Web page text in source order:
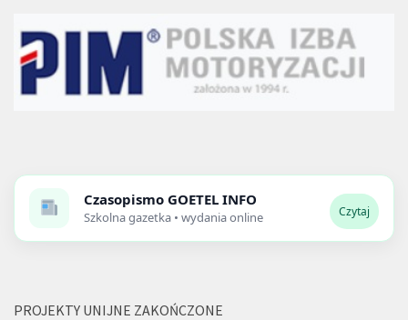
Czasopismo GOETEL INFO
Szkolna gazetka • wydania online Czytaj
PROJEKTY UNIJNE ZAKOŃCZONE